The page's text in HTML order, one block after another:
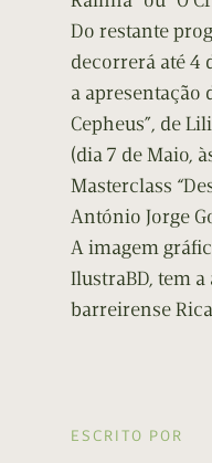
Do restante
decorrerá até 4
a apresentação
Cepheus”, de
(dia 7 de Maio,
Masterclass
António Jorge
A imagem
IlustraBD, tem
barreirense
ESCRITO POR